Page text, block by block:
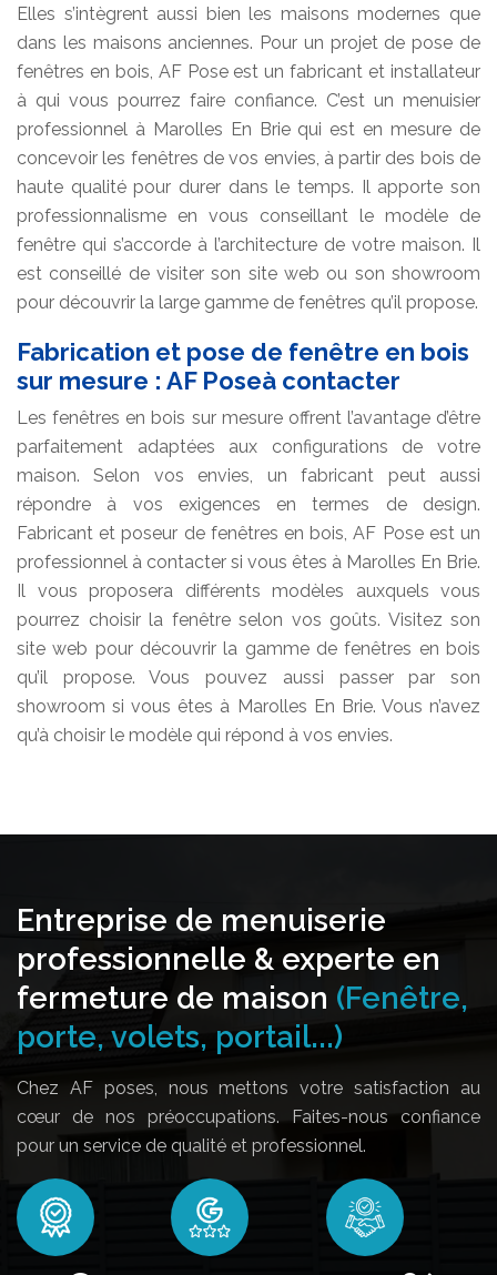
Elles s’intègrent aussi bien les maisons modernes que
dans les maisons anciennes. Pour un projet de pose de
fenêtres en bois, AF Pose est un fabricant et installateur
à qui vous pourrez faire confiance. C’est un menuisier
professionnel à Marolles En Brie qui est en mesure de
concevoir les fenêtres de vos envies, à partir des bois de
haute qualité pour durer dans le temps. Il apporte son
professionnalisme en vous conseillant le modèle de
fenêtre qui s’accorde à l’architecture de votre maison. Il
est conseillé de visiter son site web ou son showroom
pour découvrir la large gamme de fenêtres qu’il propose.
Fabrication et pose de fenêtre en bois
sur mesure : AF Poseà contacter
Les fenêtres en bois sur mesure offrent l’avantage d’être
parfaitement adaptées aux configurations de votre
maison. Selon vos envies, un fabricant peut aussi
répondre à vos exigences en termes de design.
Fabricant et poseur de fenêtres en bois, AF Pose est un
professionnel à contacter si vous êtes à Marolles En Brie.
Il vous proposera différents modèles auxquels vous
pourrez choisir la fenêtre selon vos goûts. Visitez son
site web pour découvrir la gamme de fenêtres en bois
qu’il propose. Vous pouvez aussi passer par son
showroom si vous êtes à Marolles En Brie. Vous n’avez
qu’à choisir le modèle qui répond à vos envies.
Entreprise de menuiserie
professionnelle & experte en
fermeture de maison (Fenêtre,
porte, volets, portail...)
Chez AF poses, nous mettons votre satisfaction au
cœur de nos préoccupations. Faites-nous confiance
pour un service de qualité et professionnel.